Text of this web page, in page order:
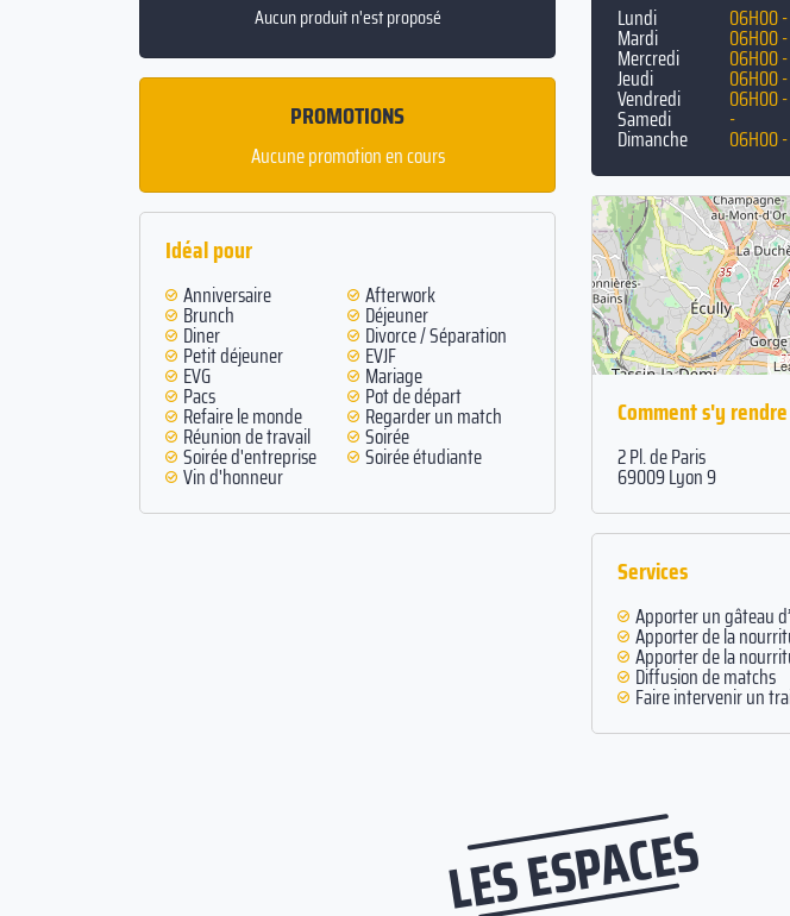
Aucun produit n'est proposé
PROMOTIONS
Aucune promotion en cours
Idéal pour
Anniversaire Afterwork
Brunch Déjeuner
Diner Divorce / Séparation
Petit déjeuner EVJF
EVG Mariage
Pacs Pot de départ
Refaire le monde Regarder un match
Réunion de travail Soirée
Soirée d'entreprise Soirée étudiante
Vin d'honneur
Lundi 06H00
Mardi 06H00
Mercredi 06H00
Jeudi 06H00
Vendredi 06H00
Samedi -
Dimanche 06H00
Comment s'y rendre
2 Pl. de Paris
69009 Lyon 9
Services
Apporter un gâteau
Apporter de la
Apporter de la
Diffusion de matchs
Faire intervenir un
LES ESPACES